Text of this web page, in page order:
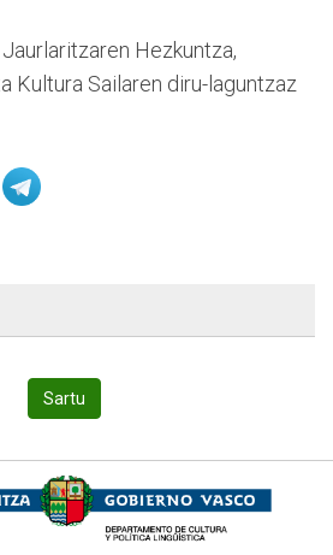
Hezkuntza,
Kultura Sailaren diru-laguntzaz
Sartu